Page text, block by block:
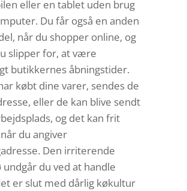
eller en tablet uden brug
Du får også en anden
når du shopper online, og
slipper for, at være
butikkernes åbningstider.
købt dine varer, sendes de
eller de kan blive sendt
og det kan frit
du angiver
Den irriterende
undgår du ved at handle
er slut med dårlig køkultur